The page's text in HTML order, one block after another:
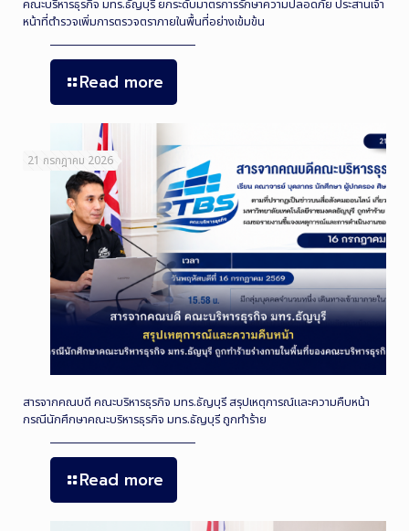
คณะบริหารธุรกิจ มทร.ธัญบุรี ยกระดับมาตรการรักษาความปลอดภัย ประสานเจ้า
หน้าที่ตำรวจเพิ่มการตรวจตราภายในพื้นที่อย่างเข้มข้น
Read more
21 กรกฎาคม 2026
สารจากคณบดี คณะบริหารธุรกิจ มทร.ธัญบุรี สรุปเหตุการณ์และความคืบหน้า
กรณีนักศึกษาคณะบริหารธุรกิจ มทร.ธัญบุรี ถูกทำร้าย
Read more